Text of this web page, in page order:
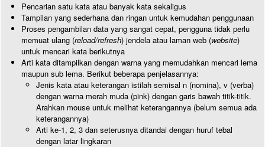
Pencarian satu kata atau banyak kata sekaligus
Tampilan yang sederhana dan ringan untuk kemudahan penggunaan
Proses pengambilan data yang sangat cepat, pengguna tidak perlu
memuat ulang (reload/refresh) jendela atau laman web (website)
untuk mencari kata berikutnya
Arti kata ditampilkan dengan warna yang memudahkan mencari lema
maupun sub lema. Berikut beberapa penjelasannya:
Jenis kata atau keterangan istilah semisal n (nomina), v (verba)
dengan warna merah muda (pink) dengan garis bawah titik-titik.
Arahkan mouse untuk melihat keterangannya (belum semua ada
keterangannya)
Arti ke-1, 2, 3 dan seterusnya ditandai dengan huruf tebal
dengan latar lingkaran